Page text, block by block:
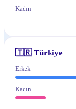
Kadın
🇹🇷 Türkiye
Erkek
Kadın